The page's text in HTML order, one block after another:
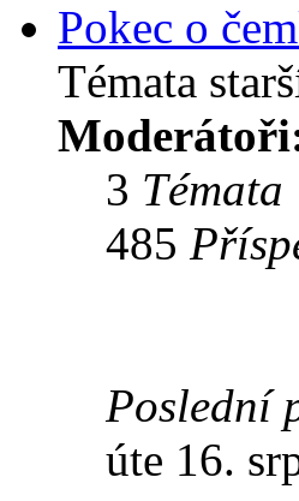
Pokec o
Témata
3 Témata
485
Poslední
úte 16.